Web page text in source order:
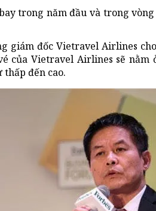
trong năm đầu và trong
giám đốc Vietravel Airlines
của Vietravel Airlines sẽ
đến cao.